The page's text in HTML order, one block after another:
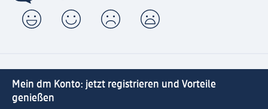
Mein dm Konto: jetzt registrieren und Vorteile
genießen